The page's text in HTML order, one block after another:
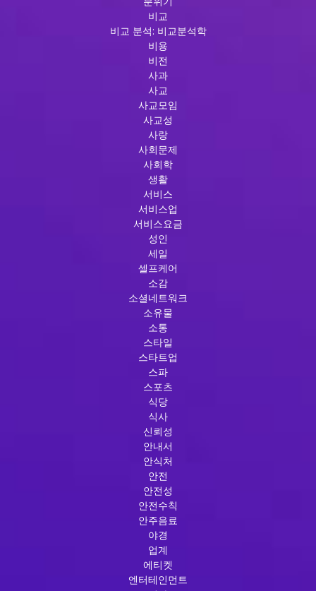
비교
비교 분석: 비교분석학
비용
비전
사과
사교
사교모임
사교성
사랑
사회문제
사회학
생활
서비스
서비스업
서비스요금
성인
세일
셀프케어
소감
소셜네트워크
소유물
소통
스타일
스타트업
스파
스포츠
식당
식사
신뢰성
안내서
안식처
안전
안전성
안전수칙
안주음료
야경
업계
에티켓
엔터테인먼트